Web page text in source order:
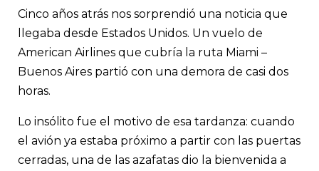
en industrias que tradicionalmente ocupaban varones.
Cinco años atrás nos sorprendió una noticia que
llegaba desde Estados Unidos. Un vuelo de
American Airlines que cubría la ruta Miami –
Buenos Aires partió con una demora de casi dos
horas.
Lo insólito fue el motivo de esa tardanza: cuando
el avión ya estaba próximo a partir con las puertas
cerradas, una de las azafatas dio la bienvenida a